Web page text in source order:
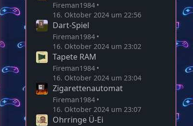
Fireman1984
16. Oktober 2024 um 22:56
Dart-Spiel
Fireman1984
16. Oktober 2024 um 23:02
Tapete RAM
Fireman1984
16. Oktober 2024 um 23:04
Zigarettenautomat
Fireman1984
16. Oktober 2024 um 23:07
Ohrringe Ü-Ei